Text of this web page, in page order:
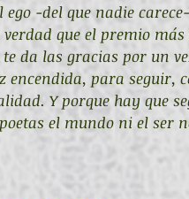
-del que nadie
que el premio
da las gracias por un
encendida, para seguir,
Y porque hay que
el mundo ni el ser